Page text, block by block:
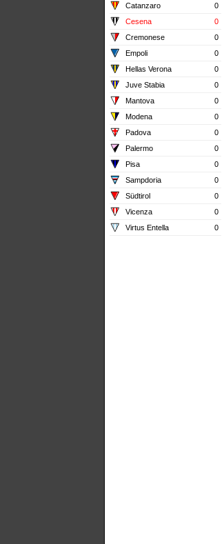
Catanzaro
0
Cesena
0
Cremonese
0
Empoli
0
Hellas Verona
0
Juve Stabia
0
Mantova
0
Modena
0
Padova
0
Palermo
0
Pisa
0
Sampdoria
0
Südtirol
0
Vicenza
0
Virtus Entella
0